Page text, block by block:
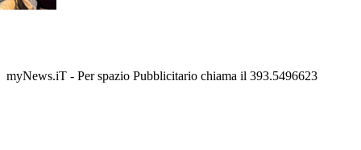
myNews.iT - Per spazio Pubblicitario chiama il 393.5496623